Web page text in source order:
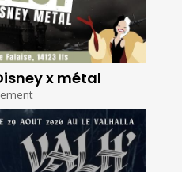
x métal